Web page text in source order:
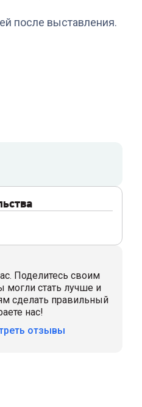
после выставления.
Поделитесь своим
стать лучше и
сделать правильный
нас!
отзывы